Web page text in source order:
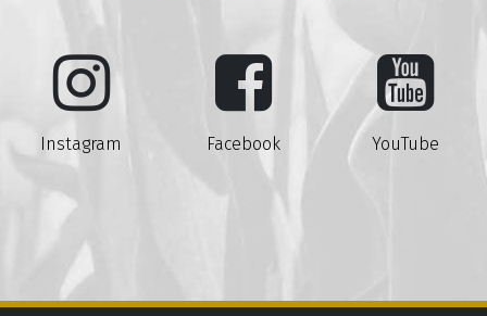
Instagram Facebook YouTube